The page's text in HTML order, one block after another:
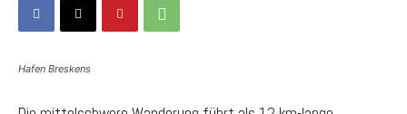
Hafen Breskens